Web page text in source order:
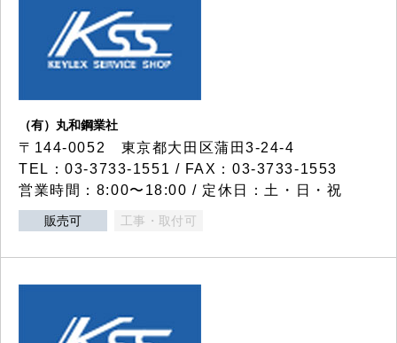
（有）丸和鋼業社
〒144-0052 東京都大田区蒲田3-24-4
TEL：03-3733-1551 / FAX：03-3733-1553
営業時間：8:00〜18:00 / 定休日：土・日・祝
販売可 工事・取付可